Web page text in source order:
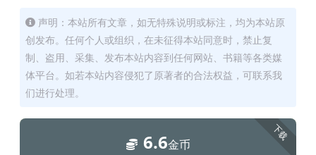
声明：本站所有文章，如无特殊说明或标注，均为本站原
创发布。任何个人或组织，在未征得本站同意时，禁止复
制、盗用、采集、发布本站内容到任何网站、书籍等各类媒
体平台。如若本站内容侵犯了原著者的合法权益，可联系我
们进行处理。
下载
6.6金币